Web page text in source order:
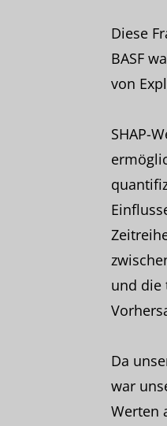
Diese
BASF
von
SHAP-
und die
Da
war
Werten